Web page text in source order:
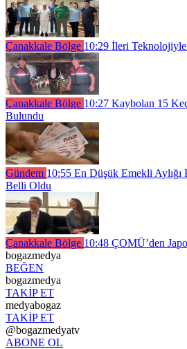
Çanakkale Bölge 10:29 İleri
Çanakkale Bölge 10:27 Kaybolan 15
Bulundu
Gündem 10:55 En Düşük Emekli Aylığı
Belli Oldu
Çanakkale Bölge 10:48 ÇOMÜ’den
bogazmedya
BEĞEN
bogazmedya
TAKİP ET
medyabogaz
TAKİP ET
@bogazmedyatv
ABONE OL